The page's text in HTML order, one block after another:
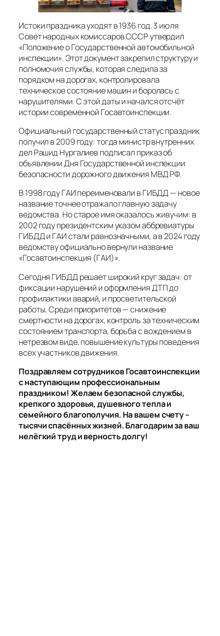
Истоки праздника уходят в 1936 год. 3 июля
Совет народных комиссаров СССР утвердил
«Положение о Государственной автомобильной
инспекции». Этот документ закрепил структуру и
полномочия службы, которая следила за
порядком на дорогах, контролировала
техническое состояние машин и боролась с
нарушителями. С этой даты и начался отсчёт
истории современной Госавтоинспекции.
Официальный государственный статус праздник
получил в 2009 году: тогда министр внутренних
дел Рашид Нургалиев подписал приказ об
объявлении Дня Государственной инспекции
безопасности дорожного движения МВД РФ.
В 1998 году ГАИ переименовали в ГИБДД — новое
название точнее отражало главную задачу
ведомства. Но старое имя оказалось живучим: в
2002 году президентским указом аббревиатуры
ГИБДД и ГАИ стали равнозначными, а в 2024 году
ведомству официально вернули название
«Госавтоинспекция (ГАИ)».
Сегодня ГИБДД решает широкий круг задач: от
фиксации нарушений и оформления ДТП до
профилактики аварий, и просветительской
работы. Среди приоритетов — снижение
смертности на дорогах, контроль за техническим
состоянием транспорта, борьба с вождением в
нетрезвом виде, повышение культуры поведения
всех участников движения.
Поздравляем сотрудников Госавтоинспекции
с наступающим профессиональным
праздником! Желаем безопасной службы,
крепкого здоровья, душевного тепла и
семейного благополучия. На вашем счету –
тысячи спасённых жизней. Благодарим за ваш
нелёгкий труд и верность долгу!